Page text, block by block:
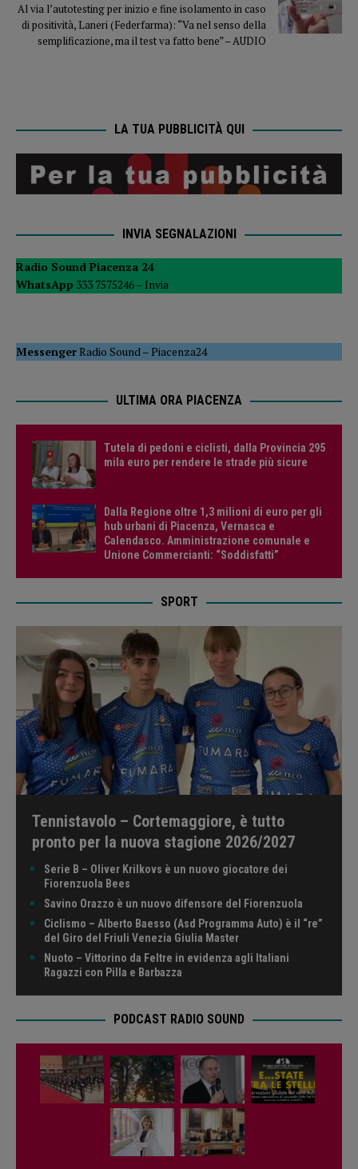
Al via l’autotesting per inizio e fine isolamento in caso
di positività, Laneri (Federfarma): “Va nel senso della
semplificazione, ma il test va fatto bene” – AUDIO
LA TUA PUBBLICITÀ QUI
INVIA SEGNALAZIONI
Radio Sound Piacenza 24
WhatsApp 333 7575246 – Invia
MessengerRadio Sound –Piacenza24
ULTIMA ORA PIACENZA
Tutela di pedoni e ciclisti, dalla Provincia 295
mila euro per rendere le strade più sicure
Dalla Regione oltre 1,3 milioni di euro per gli
hub urbani di Piacenza, Vernasca e
Calendasco. Amministrazione comunale e
Unione Commercianti: “Soddisfatti”
SPORT
Tennistavolo – Cortemaggiore, è tutto
pronto per la nuova stagione 2026/2027
Serie B – Oliver Krilkovs è un nuovo giocatore dei
Fiorenzuola Bees
Savino Orazzo è un nuovo difensore del Fiorenzuola
Ciclismo – Alberto Baesso (Asd Programma Auto) è il “re”
del Giro del Friuli Venezia Giulia Master
Nuoto – Vittorino da Feltre in evidenza agli Italiani
Ragazzi con Pilla e Barbazza
PODCAST RADIO SOUND